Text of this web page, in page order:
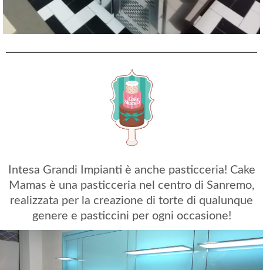
Intesa Grandi Impianti è anche pasticceria! Cake
Mamas è una pasticceria nel centro di Sanremo,
realizzata per la creazione di torte di qualunque
genere e pasticcini per ogni occasione!